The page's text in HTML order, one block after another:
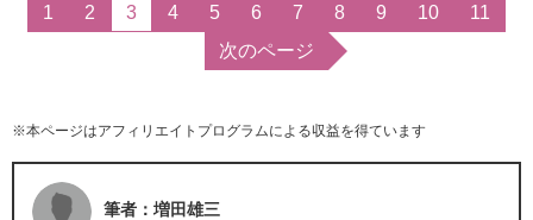
1
2 3 4 5 6 7 8 9 10
11
次のページ
※本ページはアフィリエイトプログラムによる収益を得ています
筆者：増田雄三